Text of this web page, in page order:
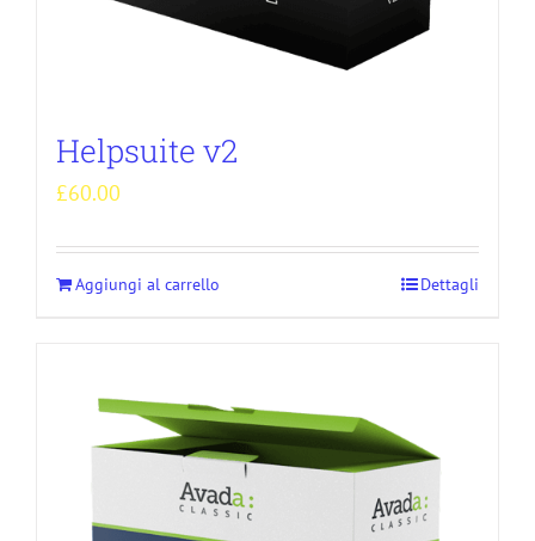
Helpsuite v2
£60.00
Aggiungi al carrello Dettagli